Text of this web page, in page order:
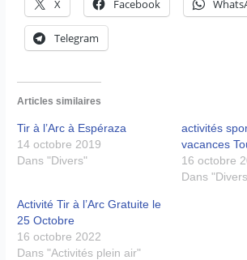
X Facebook
Telegram
Articles similaires
Tir à l’Arc à Espéraza
14 octobre 2019
Dans "Divers"
activités
vacances
16 octobre
Dans
Activité Tir à l’Arc Gratuite le
25 Octobre
16 octobre 2022
Dans "Activités plein air"